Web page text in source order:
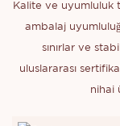
Kalite ve uyumluluk
ambalaj
sınırlar ve
uluslararası
nihai